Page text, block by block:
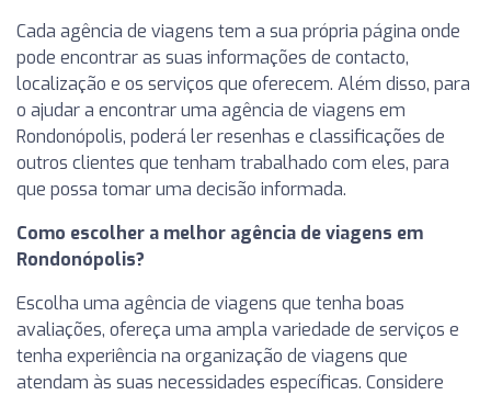
Cada agência de viagens tem a sua própria página onde
pode encontrar as suas informações de contacto,
localização e os serviços que oferecem. Além disso, para
o ajudar a encontrar uma agência de viagens em
Rondonópolis, poderá ler resenhas e classificações de
outros clientes que tenham trabalhado com eles, para
que possa tomar uma decisão informada.
Como escolher a melhor agência de viagens em
Rondonópolis?
Escolha uma agência de viagens que tenha boas
avaliações, ofereça uma ampla variedade de serviços e
tenha experiência na organização de viagens que
atendam às suas necessidades específicas. Considere